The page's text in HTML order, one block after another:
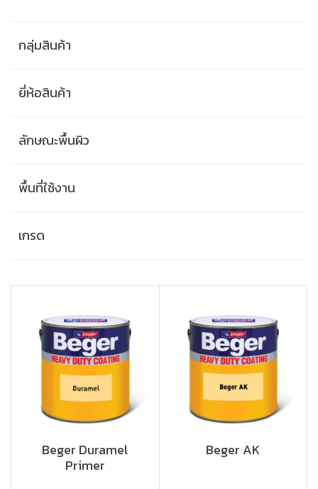
กลุ่มสินค้า
ยี่ห้อสินค้า
ลักษณะพื้นผิว
พื้นที่ใช้งาน
เกรด
Beger Duramel
Primer
Beger AK